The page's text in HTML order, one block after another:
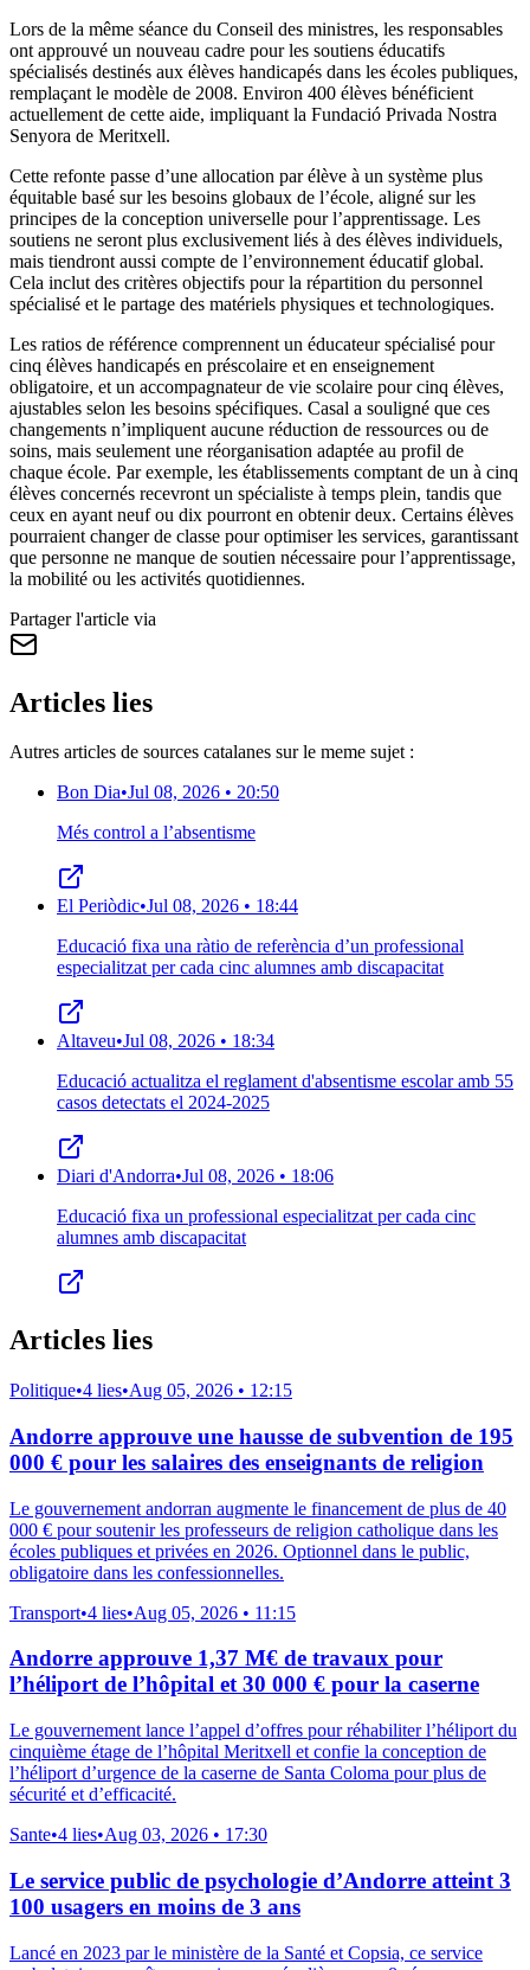
Lors de la même séance du Conseil des ministres, les responsables
ont approuvé un nouveau cadre pour les soutiens éducatifs
spécialisés destinés aux élèves handicapés dans les écoles publiques,
remplaçant le modèle de 2008. Environ 400 élèves bénéficient
actuellement de cette aide, impliquant la Fundació Privada Nostra
Senyora de Meritxell.
Cette refonte passe d’une allocation par élève à un système plus
équitable basé sur les besoins globaux de l’école, aligné sur les
principes de la conception universelle pour l’apprentissage. Les
soutiens ne seront plus exclusivement liés à des élèves individuels,
mais tiendront aussi compte de l’environnement éducatif global.
Cela inclut des critères objectifs pour la répartition du personnel
spécialisé et le partage des matériels physiques et technologiques.
Les ratios de référence comprennent un éducateur spécialisé pour
cinq élèves handicapés en préscolaire et en enseignement
obligatoire, et un accompagnateur de vie scolaire pour cinq élèves,
ajustables selon les besoins spécifiques. Casal a souligné que ces
changements n’impliquent aucune réduction de ressources ou de
soins, mais seulement une réorganisation adaptée au profil de
chaque école. Par exemple, les établissements comptant de un à cinq
élèves concernés recevront un spécialiste à temps plein, tandis que
ceux en ayant neuf ou dix pourront en obtenir deux. Certains élèves
pourraient changer de classe pour optimiser les services, garantissant
que personne ne manque de soutien nécessaire pour l’apprentissage,
la mobilité ou les activités quotidiennes.
Partager l'article via
Articles lies
Autres articles de sources catalanes sur le meme sujet :
Bon Dia•Jul 08, 2026 • 20:50
Més control a l’absentisme
El Periòdic•Jul 08, 2026 • 18:44
Educació fixa una ràtio de referència d’un professional
especialitzat per cada cinc alumnes amb discapacitat
Altaveu•Jul 08, 2026 • 18:34
Educació actualitza el reglament d'absentisme escolar amb 55
casos detectats el 2024-2025
Diari d'Andorra•Jul 08, 2026 • 18:06
Educació fixa un professional especialitzat per cada cinc
alumnes amb discapacitat
Articles lies
Politique•4 lies•Aug 05, 2026 • 12:15
Andorre approuve une hausse de subvention de 195
000 € pour les salaires des enseignants de religion
Le gouvernement andorran augmente le financement de plus de 40
000 € pour soutenir les professeurs de religion catholique dans les
écoles publiques et privées en 2026. Optionnel dans le public,
obligatoire dans les confessionnelles.
Transport•4 lies•Aug 05, 2026 • 11:15
Andorre approuve 1,37 M€ de travaux pour
l’héliport de l’hôpital et 30 000 € pour la caserne
Le gouvernement lance l’appel d’offres pour réhabiliter l’héliport du
cinquième étage de l’hôpital Meritxell et confie la conception de
l’héliport d’urgence de la caserne de Santa Coloma pour plus de
sécurité et d’efficacité.
Sante•4 lies•Aug 03, 2026 • 17:30
Le service public de psychologie d’Andorre atteint 3
100 usagers en moins de 3 ans
Lancé en 2023 par le ministère de la Santé et Copsia, ce service